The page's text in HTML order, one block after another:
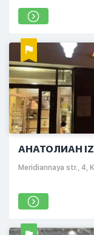
АНАТОЛИАН
Meridiannaya str., 4,